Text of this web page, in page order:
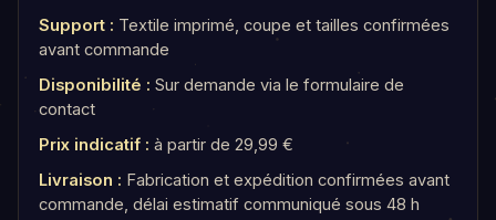
Support : Textile imprimé, coupe et tailles confirmées
avant commande
Disponibilité : Sur demande via le formulaire de
contact
Prix indicatif : à partir de 29,99 €
Livraison : Fabrication et expédition confirmées avant
commande, délai estimatif communiqué sous 48 h